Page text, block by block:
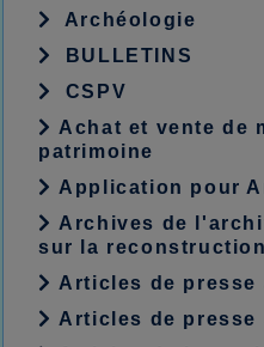
Archéologie
BULLETINS
CSPV
Achat et vente de
patrimoine
Application pour
Archives de
sur la
Articles de presse
Articles de presse